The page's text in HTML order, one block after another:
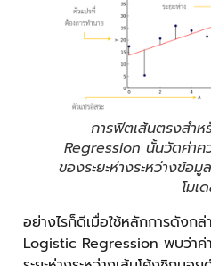
การฟิตเส้นตรงสำ
Regression นั้นวัดค่าค
ของระยะห่างระหว่างข้อ
โมเ
อย่างไรก็ดีเมื่อใช้หลักการดังก
Logistic Regression พบว่าค่